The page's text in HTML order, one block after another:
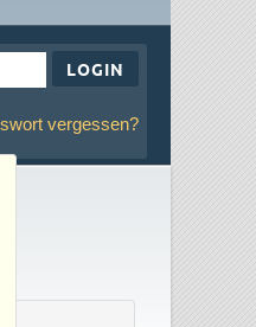
LOGIN
vergessen?